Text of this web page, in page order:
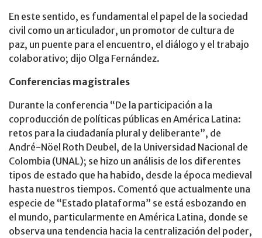
En este sentido, es fundamental el papel de la sociedad
civil como un articulador, un promotor de cultura de
paz, un puente para el encuentro, el diálogo y el trabajo
colaborativo; dijo Olga Fernández.
Conferencias magistrales
Durante la conferencia “De la participación a la
coproducción de políticas públicas en América Latina:
retos para la ciudadanía plural y deliberante”, de
André-Nöel Roth Deubel, de la Universidad Nacional de
Colombia (UNAL); se hizo un análisis de los diferentes
tipos de estado que ha habido, desde la época medieval
hasta nuestros tiempos. Comentó que actualmente una
especie de “Estado plataforma” se está esbozando en
el mundo, particularmente en América Latina, donde se
observa una tendencia hacia la centralización del poder,